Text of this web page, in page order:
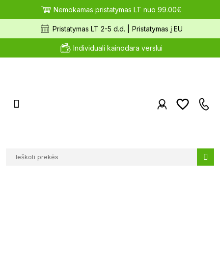
Nemokamas pristatymas LT nuo 99.00€
Pristatymas LT 2-5 d.d. | Pristatymas į EU
Individuali kainodara verslui